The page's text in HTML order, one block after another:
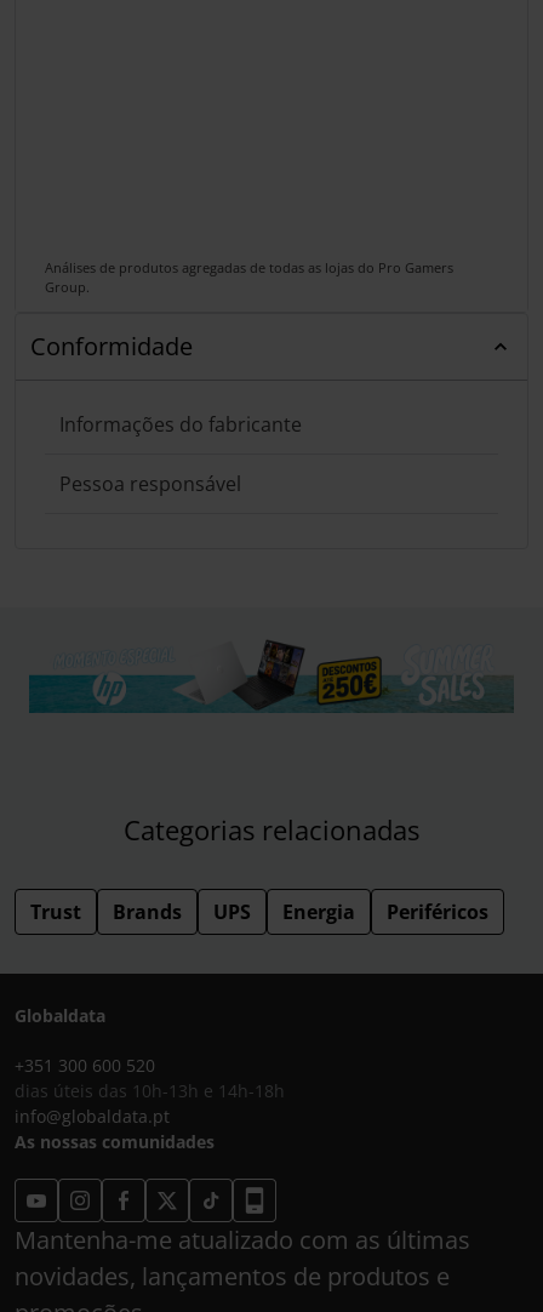
Análises de produtos agregadas de todas as lojas do Pro Gamers
Group.
Conformidade
Informações do fabricante
Pessoa responsável
Categorias relacionadas
Trust Brands UPS Energia Periféricos
Globaldata
+351 300 600 520
dias úteis das 10h-13h e 14h-18h
info@globaldata.pt
As nossas comunidades
Mantenha-me atualizado com as últimas
novidades, lançamentos de produtos e